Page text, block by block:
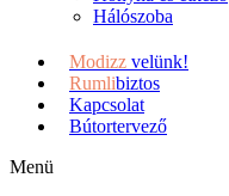
Hálószoba
Modizz velünk!
Rumlibiztos
Kapcsolat
Bútortervező
Menü